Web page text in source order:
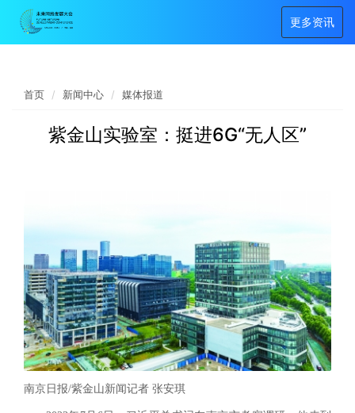
更多资讯
首页 新闻中心 媒体报道
紫金山实验室：挺进6G“无人区”
南京日报/紫金山新闻记者 张安琪